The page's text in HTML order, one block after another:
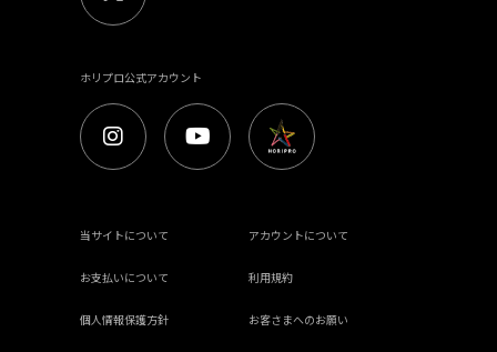
ホリプロ公式アカウント
当サイトについて アカウントについて
お支払いについて 利用規約
個人情報保護方針 お客さまへのお願い